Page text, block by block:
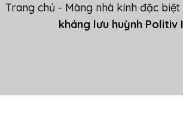
Trang chủ - Màng nhà kính đặc biệt
kháng lưu huỳnh Politiv